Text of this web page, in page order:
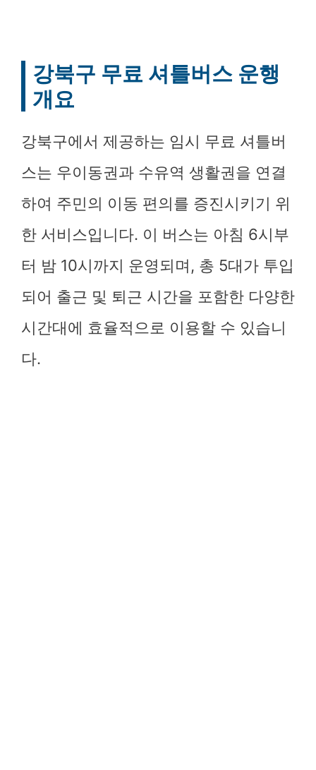
강북구 무료 셔틀버스 운행
개요
강북구에서 제공하는 임시 무료 셔틀버
스는 우이동권과 수유역 생활권을 연결
하여 주민의 이동 편의를 증진시키기 위
한 서비스입니다. 이 버스는 아침 6시부
터 밤 10시까지 운영되며, 총 5대가 투입
되어 출근 및 퇴근 시간을 포함한 다양한
시간대에 효율적으로 이용할 수 있습니
다.